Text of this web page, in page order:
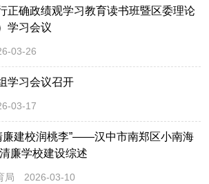
正确政绩观学习教育读书班暨区委理论
学习会议
03-26
学习会议召开
03-17
廉建校润桃李”——汉中市南郑区小南海
廉学校建设综述
局 2026-03-10